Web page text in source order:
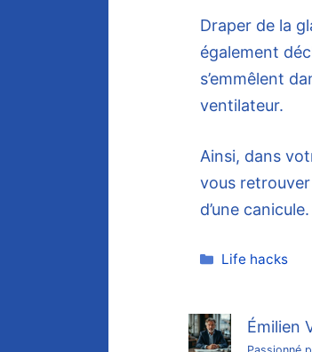
Draper de la
également
s’emmêlent
ventilateur.
Ainsi, dans
vous
d’une canicule.
Catégories
Life hacks
Émilien